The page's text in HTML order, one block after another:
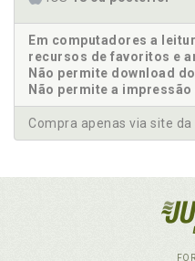
Em computadores a
recursos de favoritos e
Não permite download
Não permite a
Compra apenas via site da